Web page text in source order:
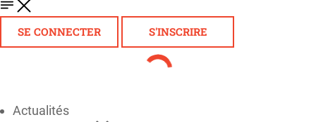
SE CONNECTER S'INSCRIRE
Actualités